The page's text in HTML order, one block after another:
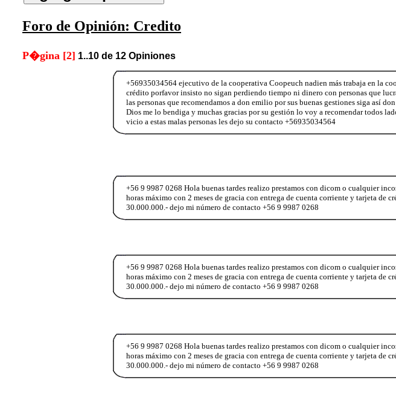
Foro de Opinión: Credito
P�gina [2] 1..10 de 12 Opiniones
+56935034564 ejecutivo de la cooperativa Coopeuch nadien más trabaja en la
crédito porfavor insisto no sigan perdiendo tiempo ni dinero con personas que
las personas que recomendamos a don emilio por sus buenas gestiones siga así
Dios me lo bendiga y muchas gracias por su gestión lo voy a recomendar todos
vicio a estas malas personas les dejo su contacto +56935034564
+56 9 9987 0268 Hola buenas tardes realizo prestamos con dicom o cualquier
horas máximo con 2 meses de gracia con entrega de cuenta corriente y tarjeta de
30.000.000.- dejo mi número de contacto +56 9 9987 0268
+56 9 9987 0268 Hola buenas tardes realizo prestamos con dicom o cualquier
horas máximo con 2 meses de gracia con entrega de cuenta corriente y tarjeta de
30.000.000.- dejo mi número de contacto +56 9 9987 0268
+56 9 9987 0268 Hola buenas tardes realizo prestamos con dicom o cualquier
horas máximo con 2 meses de gracia con entrega de cuenta corriente y tarjeta de
30.000.000.- dejo mi número de contacto +56 9 9987 0268